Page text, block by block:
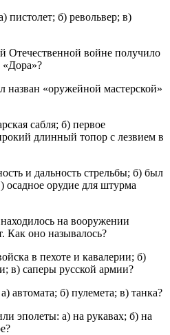
пистолет; б) револьвер; в)
Отечественной войне получило
назван «оружейной мастерской»
сабля; б) первое
длинный топор с лезвием в
и дальность стрельбы; б) был
орудие для штурма
на вооружении
Как оно называлось?
в пехоте и кавалерии; б)
в) саперы русской армии?
автомата; б) пулемета; в) танка?
эполеты: а) на рукавах; б) на